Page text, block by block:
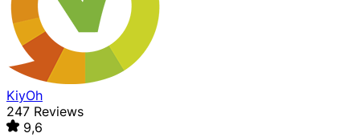
KiyOh
247 Reviews
9,6